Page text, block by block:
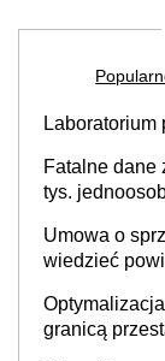
Laboratorium
Fatalne dane
tys.
Umowa o
wiedzieć
granicą